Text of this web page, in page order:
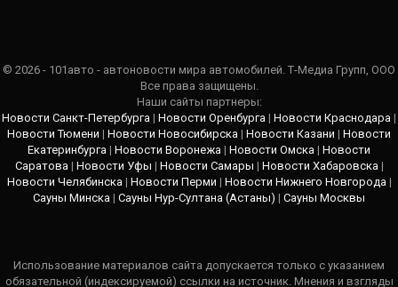
© 2026 - 101авто - автоновости мира автомобилей. Т-Медиа Групп, ООО
Все права защищены.
Наши сайты партнеры:
Новости Санкт-Петербурга | Новости Оренбурга | Новости Краснодара |
Новости Тюмени | Новости Новосибирска | Новости Казани | Новости
Екатеринбурга | Новости Воронежа | Новости Омска | Новости
Саратова | Новости Уфы | Новости Самары | Новости Хабаровска |
Новости Челябинска | Новости Перми | Новости Нижнего Новгорода |
Сауны Минска | Сауны Нур-Султана (Астаны) | Сауны Москвы
Использование материалов сайта допускается только с указанием
обязательной (индексируемой) ссылки на источник. Мнения и взгляды